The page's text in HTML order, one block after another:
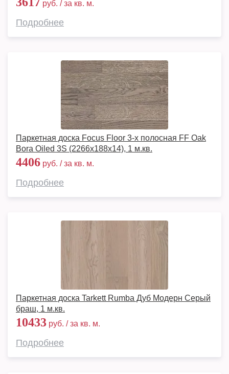
руб. / за кв. м.
Подробнее
Паркетная доска Focus Floor 3-х полосная FF Oak
Bora Oiled 3S (2266х188х14), 1 м.кв.
4406 руб. / за кв. м.
Подробнее
Паркетная доска Tarkett Rumba Дуб Модерн Серый
браш, 1 м.кв.
10433 руб. / за кв. м.
Подробнее